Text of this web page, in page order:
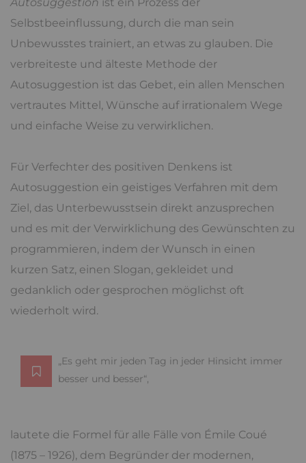
Selbstbeeinflussung, durch die man sein
Unbewusstes trainiert, an etwas zu glauben. Die
verbreiteste und älteste Methode der
Autosuggestion ist das Gebet, ein allen Menschen
vertrautes Mittel, Wünsche auf irrationalem Wege
und einfache Weise zu verwirklichen.
Für Verfechter des positiven Denkens ist
Autosuggestion ein geistiges Verfahren mit dem
Ziel, das Unterbewusstsein direkt anzusprechen
und es mit der Verwirklichung des Gewünschten zu
programmieren, indem der Wunsch in einen
kurzen Satz, einen Slogan, gekleidet und
gedanklich oder gesprochen möglichst oft
wiederholt wird.
„Es geht mir jeden Tag in jeder Hinsicht immer
besser und besser“,
lautete die Formel für alle Fälle von Émile Coué
(1875 – 1926), dem Begründer der modernen,